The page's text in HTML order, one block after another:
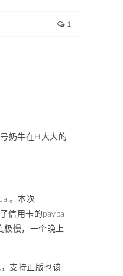
1
奶牛在H大大的
。本次
信用卡的paypal
极慢，一个晚上
支持正版也该